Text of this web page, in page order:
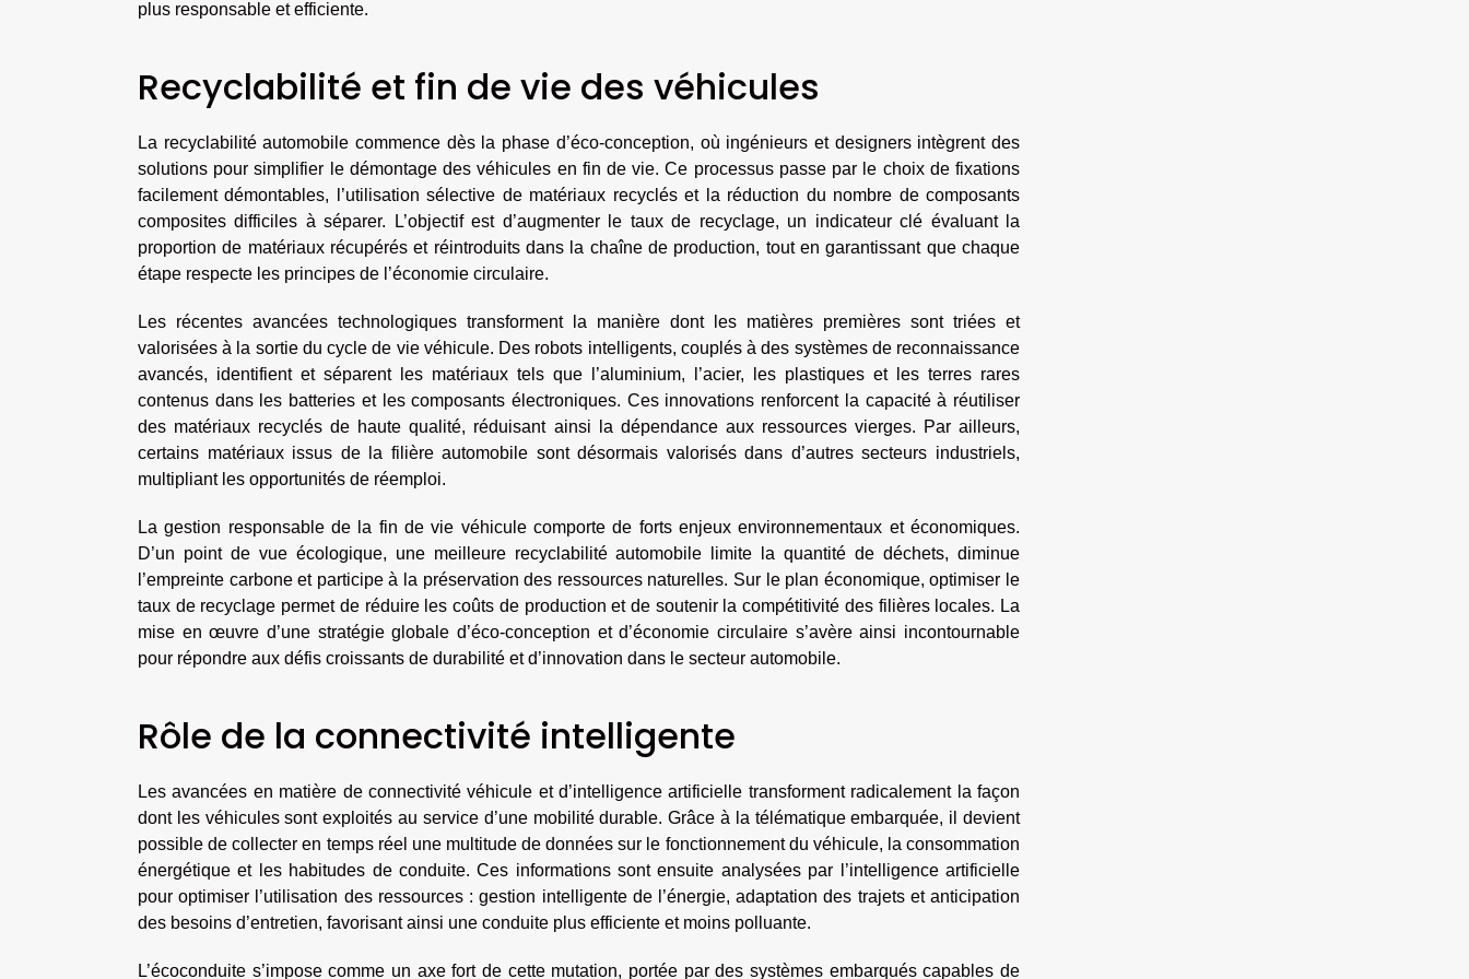
plus responsable et efficiente.
Recyclabilité et fin de vie des véhicules
La recyclabilité automobile commence dès la phase d’éco-conception, où ingénieurs et designers intègrent des
solutions pour simplifier le démontage des véhicules en fin de vie. Ce processus passe par le choix de fixations
facilement démontables, l’utilisation sélective de matériaux recyclés et la réduction du nombre de composants
composites difficiles à séparer. L’objectif est d’augmenter le taux de recyclage, un indicateur clé évaluant la
proportion de matériaux récupérés et réintroduits dans la chaîne de production, tout en garantissant que chaque
étape respecte les principes de l’économie circulaire.
Les récentes avancées technologiques transforment la manière dont les matières premières sont triées et
valorisées à la sortie du cycle de vie véhicule. Des robots intelligents, couplés à des systèmes de reconnaissance
avancés, identifient et séparent les matériaux tels que l’aluminium, l’acier, les plastiques et les terres rares
contenus dans les batteries et les composants électroniques. Ces innovations renforcent la capacité à réutiliser
des matériaux recyclés de haute qualité, réduisant ainsi la dépendance aux ressources vierges. Par ailleurs,
certains matériaux issus de la filière automobile sont désormais valorisés dans d’autres secteurs industriels,
multipliant les opportunités de réemploi.
La gestion responsable de la fin de vie véhicule comporte de forts enjeux environnementaux et économiques.
D’un point de vue écologique, une meilleure recyclabilité automobile limite la quantité de déchets, diminue
l’empreinte carbone et participe à la préservation des ressources naturelles. Sur le plan économique, optimiser le
taux de recyclage permet de réduire les coûts de production et de soutenir la compétitivité des filières locales. La
mise en œuvre d’une stratégie globale d’éco-conception et d’économie circulaire s’avère ainsi incontournable
pour répondre aux défis croissants de durabilité et d’innovation dans le secteur automobile.
Rôle de la connectivité intelligente
Les avancées en matière de connectivité véhicule et d’intelligence artificielle transforment radicalement la façon
dont les véhicules sont exploités au service d’une mobilité durable. Grâce à la télématique embarquée, il devient
possible de collecter en temps réel une multitude de données sur le fonctionnement du véhicule, la consommation
énergétique et les habitudes de conduite. Ces informations sont ensuite analysées par l’intelligence artificielle
pour optimiser l’utilisation des ressources : gestion intelligente de l’énergie, adaptation des trajets et anticipation
des besoins d’entretien, favorisant ainsi une conduite plus efficiente et moins polluante.
L’écoconduite s’impose comme un axe fort de cette mutation, portée par des systèmes embarqués capables de